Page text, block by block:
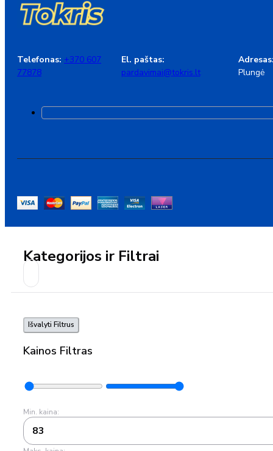
Telefonas: +370 607
77878
El. paštas:
pardavimai@tokris.lt
Plungė
Kategorijos ir Filtrai
Išvalyti Filtrus
Kainos Filtras
Min. kaina:
83